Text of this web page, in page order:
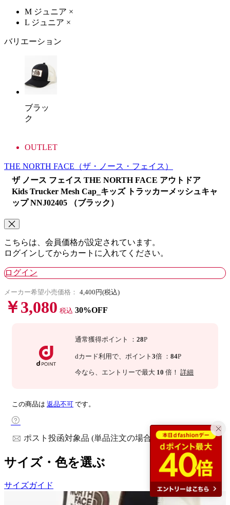
M ジュニア ×
L ジュニア ×
バリエーション
ブラッ
ク
OUTLET
THE NORTH FACE （ザ・ノース・フェイス）
ザ ノース フェイス THE NORTH FACE アウトドア
Kids Trucker Mesh Cap_キッズ トラッカーメッシュキャ
ップ NNJ02405 （ブラック）
こちらは、会員価格が設定されています。
ログインしてからカートに入れてください。
ログイン
メーカー希望小売価格： 4,400円(税込)
￥3,080 税込 30%OFF
通常獲得ポイント ：28P
dカード利用で、 ポイント3倍 ：84P
今なら 、エントリーで最大 10 倍！詳細
この商品は 返品不可 です。
ポスト投函対象品 (単品注文の場合)
サイズ・色を選ぶ
サイズガイド